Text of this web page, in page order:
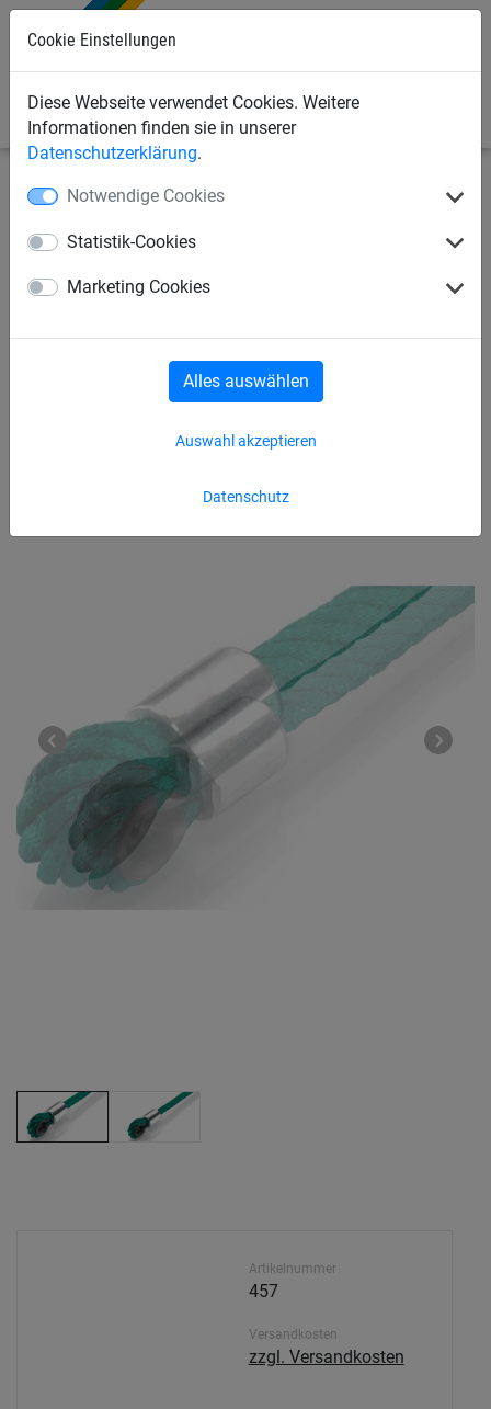
Cookie Einstellungen
Diese Webseite verwendet Cookies. Weitere
Informationen finden sie in unserer
Datenschutzerklärung.
Notwendige Cookies
Statistik-Cookies
Marketing Cookies
Datenschutz
Auswahl akzeptieren
Alles auswählen
Seilspielgeräte
Kletternetze, Strickleitern + Taue
Kunststoff-Kausche, für
Herkulesseil Ø 16 mm und Ø
Artikelnummer
457
Versandkosten
zzgl. Versandkosten